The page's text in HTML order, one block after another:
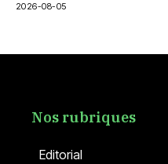
2026-08-05
Editorial
Nos rubriques